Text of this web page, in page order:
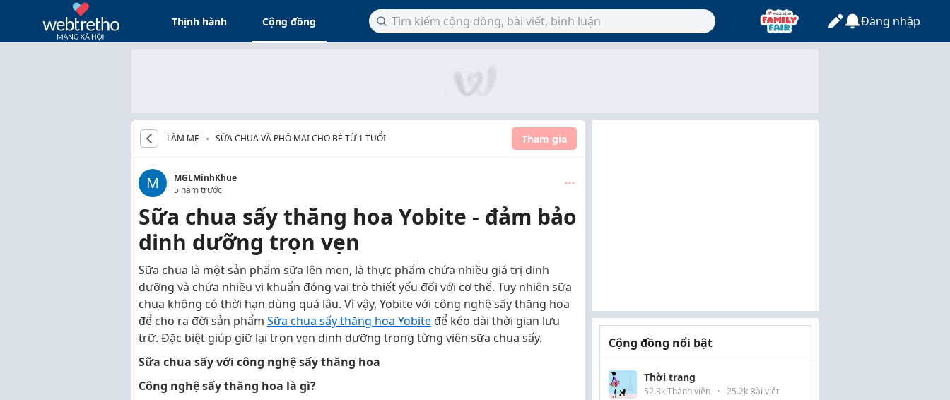
Thịnh hành Cộng đồng Đăng nhập
LÀM MẸ SỮA CHUA VÀ PHÔ MAI CHO BÉ TỪ 1 TUỔI Tham gia
M
MGLMinhKhue
5 năm trước
Sữa chua sấy thăng hoa Yobite - đảm bảo
dinh dưỡng trọn vẹn
Sữa chua là một sản phẩm sữa lên men, là thực phẩm chứa nhiều giá trị dinh
dưỡng và chứa nhiều vi khuẩn đóng vai trò thiết yếu đối với cơ thể. Tuy nhiên sữa
chua không có thời hạn dùng quá lâu. Vì vậy, Yobite với công nghệ sấy thăng hoa
để cho ra đời sản phẩm Sữa chua sấy thăng hoa Yobite để kéo dài thời gian lưu
trữ. Đặc biệt giúp giữ lại trọn vẹn dinh dưỡng trong từng viên sữa chua sấy.
Sữa chua sấy với công nghệ sấy thăng hoa
Công nghệ sấy thăng hoa là gì?
Cộng đồng nổi bật
Thời trang
52.3k Thành viên · 25.2k Bài viết